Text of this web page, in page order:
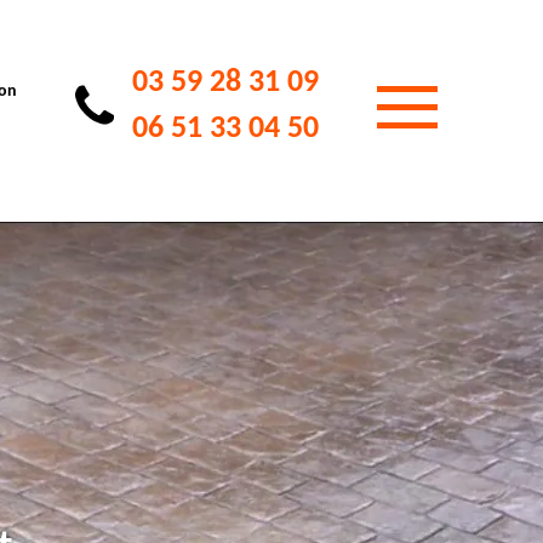
03 59 28 31 09
06 51 33 04 50